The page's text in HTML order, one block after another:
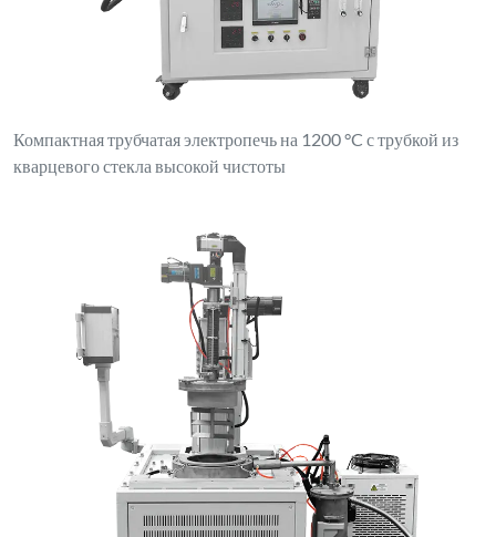
Компактная трубчатая электропечь на 1200 °C с трубкой из
кварцевого стекла высокой чистоты